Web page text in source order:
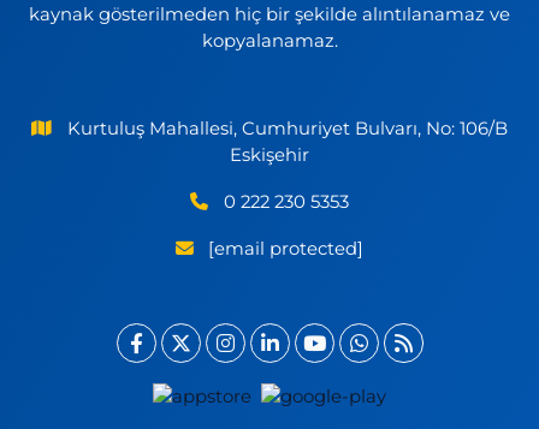
kaynak gösterilmeden hiç bir şekilde alıntılanamaz ve
kopyalanamaz.
Kurtuluş Mahallesi, Cumhuriyet Bulvarı, No: 106/B
Eskişehir
0 222 230 5353
[email protected]